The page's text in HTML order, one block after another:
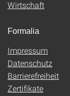
Wirtschaft
Formalia
Impressum
Datenschutz
Barrierefreiheit
Zertifikate